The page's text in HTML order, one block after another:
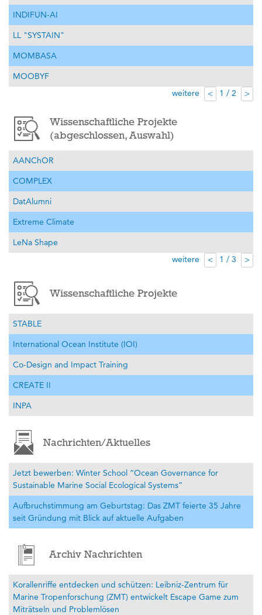
INDIFUN-AI
LL "SYSTAIN"
MOMBASA
MOOBYF
weitere
< 1 / 2 >
Wissenschaftliche Projekte
(abgeschlossen, Auswahl)
AANChOR
COMPLEX
DatAlumni
Extreme Climate
LeNa Shape
weitere
< 1 / 3 >
Wissenschaftliche Projekte
STABLE
International Ocean Institute (IOI)
Co-Design and Impact Training
CREATE II
INPA
Nachrichten/Aktuelles
Jetzt bewerben: Winter School “Ocean Governance for
Sustainable Marine Social Ecological Systems”
Aufbruchstimmung am Geburtstag: Das ZMT feierte 35 Jahre
seit Gründung mit Blick auf aktuelle Aufgaben
Archiv Nachrichten
Korallenriffe entdecken und schützen: Leibniz-Zentrum für
Marine Tropenforschung (ZMT) entwickelt Escape Game zum
Miträtseln und Problemlösen